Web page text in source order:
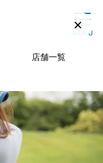
店舗一覧
×